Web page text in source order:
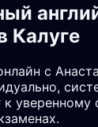
Калуге
с
к